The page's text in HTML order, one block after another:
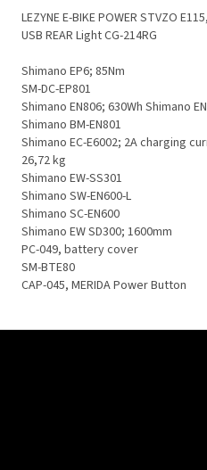
LEZYNE E-BIKE POWER STVZO
USB REAR Light CG-214RG
Shimano EP6; 85Nm
SM-DC-EP801
Shimano EN806; 630Wh Shimano
Shimano BM-EN801
Shimano EC-E6002; 2A charging
26,72 kg
Shimano EW-SS301
Shimano SW-EN600-L
Shimano SC-EN600
Shimano EW SD300; 1600mm
PC-049, battery cover
SM-BTE80
CAP-045, MERIDA Power Button